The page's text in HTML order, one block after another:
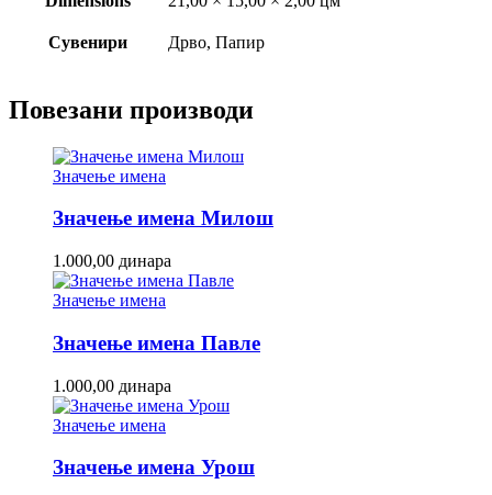
Сувенири Дрво, Папир
Повезани производи
Значење имена
Значење имена Милош
1.000,00 динара
Значење имена
Значење имена Павле
1.000,00 динара
Значење имена
Значење имена Урош